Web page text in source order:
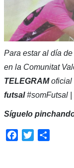
Para estar al día
en la Comunitat
TELEGRAMoficial
futsal#somFutsal |
Síguelo
Facebook
Twitter